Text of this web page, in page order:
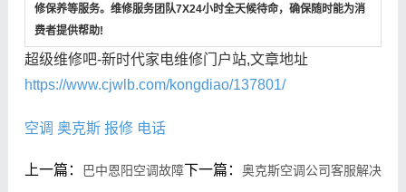
修保养等服务。维修服务团队7X24小时全天候待命，确保随时能为消
费者提供帮助!
超级维修吧-新时代家电维修门户站,文章地址
https://www.cjwlb.com/kongdiao/137801/
空调 奥克斯 报修 电话
上一篇： 巴中恩阳空调故障下一篇：奥克斯空调公司客服解决